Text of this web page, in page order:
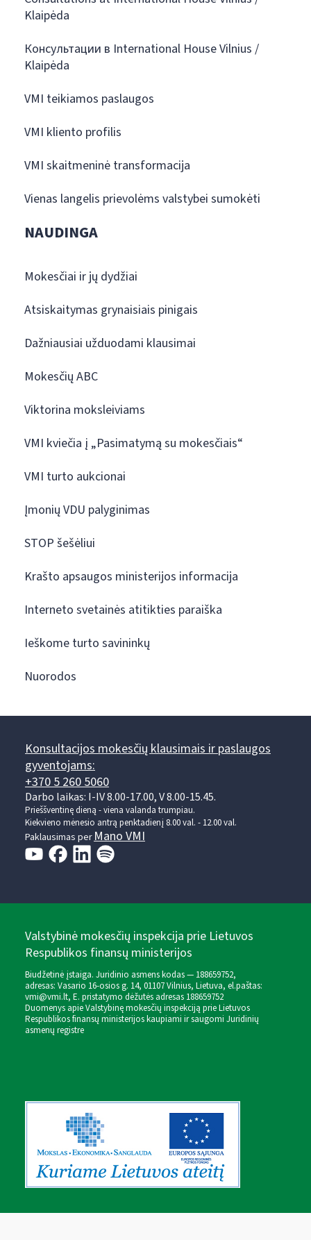
Klaipėda
Консультации в International House Vilnius /
Klaipėda
VMI teikiamos paslaugos
VMI kliento profilis
VMI skaitmeninė transformacija
Vienas langelis prievolėms valstybei sumokėti
NAUDINGA
Mokesčiai ir jų dydžiai
Atsiskaitymas grynaisiais pinigais
Dažniausiai užduodami klausimai
Mokesčių ABC
Viktorina moksleiviams
VMI kviečia į „Pasimatymą su mokesčiais“
VMI turto aukcionai
Įmonių VDU palyginimas
STOP šešėliui
Krašto apsaugos ministerijos informacija
Interneto svetainės atitikties paraiška
Ieškome turto savininkų
Nuorodos
Konsultacijos mokesčių klausimais ir paslaugos
gyventojams:
+370 5 260 5060
Darbo laikas: I-IV 8.00-17.00, V 8.00-15.45.
Prieššventinę dieną - viena valanda trumpiau.
Kiekvieno mėnesio antrą penktadienį 8.00 val. - 12.00 val.
Paklausimas perMano VMI
Valstybinė mokesčių inspekcija prie Lietuvos
Respublikos finansų ministerijos
Biudžetinė įstaiga. Juridinio asmens kodas — 188659752,
adresas: Vasario 16-osios g. 14, 01107 Vilnius, Lietuva, el.paštas:
vmi@vmi.lt, E. pristatymo dėžutės adresas 188659752
Duomenys apie Valstybinę mokesčių inspekciją prie Lietuvos
Respublikos finansų ministerijos kaupiami ir saugomi Juridinių
asmenų registre